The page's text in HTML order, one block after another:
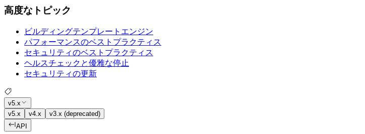
高度なトピック
ビルディングテンプレートエンジン
パフォーマンスのベストプラクティス
セキュリティのベストプラクティス
ヘルスチェックと優雅な停止
セキュリティの更新
v5.x
v5.x
v4.x
v3.x (deprecated)
API